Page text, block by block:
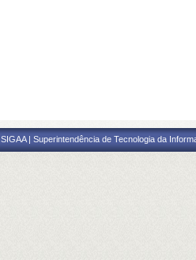
SIGAA | Superintendência de Tecnologia da